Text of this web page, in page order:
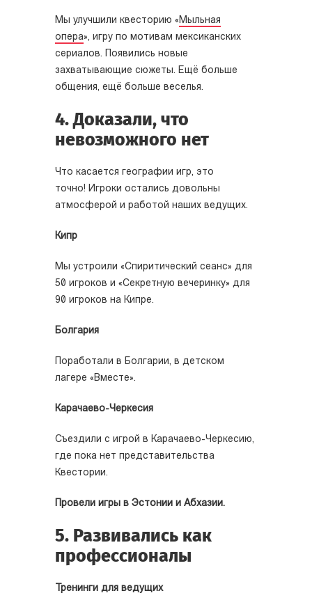
Мы улучшили квесторию « Мыльная
опера», игру по мотивам мексиканских
сериалов. Появились новые
захватывающие сюжеты. Ещё больше
общения, ещё больше веселья.
4. Доказали, что
невозможного нет
Что касается географии игр, это
точно! Игроки остались довольны
атмосферой и работой наших ведущих.
Кипр
Мы устроили «Спиритический сеанс» для
50 игроков и «Секретную вечеринку» для
90 игроков на Кипре.
Болгария
Поработали в Болгарии, в детском
лагере «Вместе».
Карачаево-Черкесия
Съездили с игрой в Карачаево-Черкесию,
где пока нет представительства
Квестории.
Провели игры в Эстонии и Абхазии.
5. Развивались как
профессионалы
Тренинги для ведущих